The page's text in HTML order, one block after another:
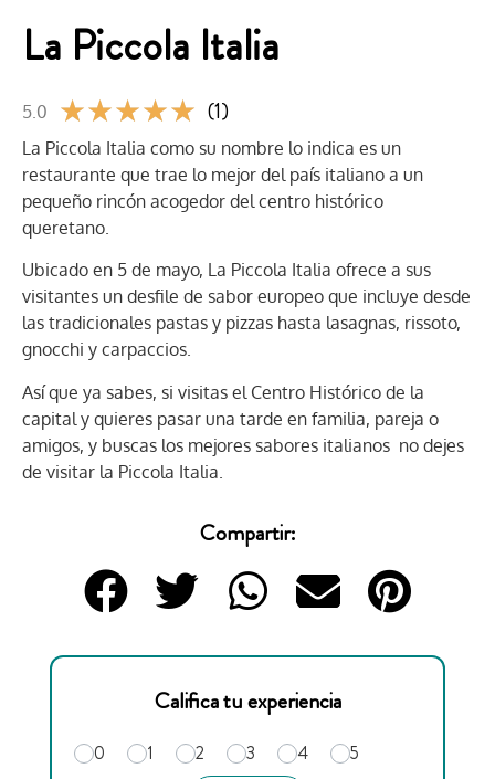
La Piccola Italia
5.0 ★★★★★ (1)
La Piccola Italia como su nombre lo indica es un
restaurante que trae lo mejor del país italiano a un
pequeño rincón acogedor del centro histórico
queretano.
Ubicado en 5 de mayo, La Piccola Italia ofrece a sus
visitantes un desfile de sabor europeo que incluye desde
las tradicionales pastas y pizzas hasta lasagnas, rissoto,
gnocchi y carpaccios.
Así que ya sabes, si visitas el Centro Histórico de la
capital y quieres pasar una tarde en familia, pareja o
amigos, y buscas los mejores sabores italianos no dejes
de visitar la Piccola Italia.
Compartir:
Califica tu experiencia
0 1 2 3 4 5